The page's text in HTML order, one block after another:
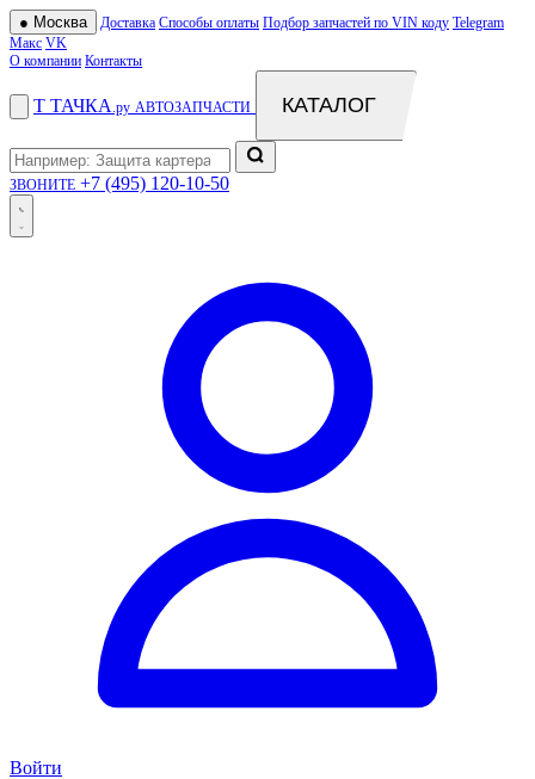
● Москва Доставка Способы оплаты Подбор запчастей по VIN коду Telegram
Макс VK
О компании Контакты
Т ТАЧКА .ру АВТОЗАПЧАСТИ КАТАЛОГ
ЗВОНИТЕ +7 (495) 120-10-50
Войти